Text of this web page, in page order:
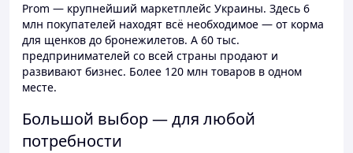
Prom — крупнейший маркетплейс Украины. Здесь 6
млн покупателей находят всё необходимое — от корма
для щенков до бронежилетов. А 60 тыс.
предпринимателей со всей страны продают и
развивают бизнес. Более 120 млн товаров в одном
месте.
Большой выбор — для любой
потребности